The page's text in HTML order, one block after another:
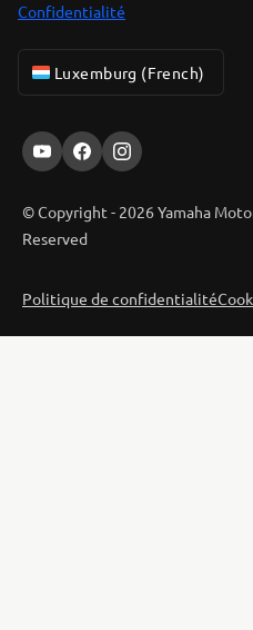
Confidentialité
Luxemburg (French)
© Copyright - 2026 Yamaha
Reserved
Politique de confidentialité